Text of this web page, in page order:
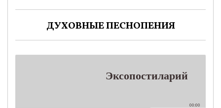
ДУХОВНЫЕ ПЕСНОПЕНИЯ
Эксопостиларий
00:00